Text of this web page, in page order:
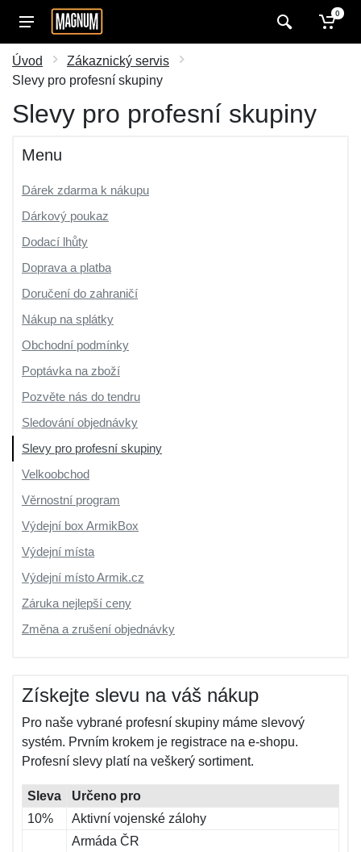
0
Úvod
Zákaznický servis
Slevy pro profesní skupiny
Slevy pro profesní skupiny
Menu
Dárek zdarma k nákupu
Dárkový poukaz
Dodací lhůty
Doprava a platba
Doručení do zahraničí
Nákup na splátky
Obchodní podmínky
Poptávka na zboží
Pozvěte nás do tendru
Sledování objednávky
Slevy pro profesní skupiny
Velkoobchod
Věrnostní program
Výdejní box ArmikBox
Výdejní místa
Výdejní místo Armik.cz
Záruka nejlepší ceny
Změna a zrušení objednávky
Získejte slevu na váš nákup
Pro naše vybrané profesní skupiny máme slevový
systém. Prvním krokem je registrace na e-shopu.
Profesní slevy platí na veškerý sortiment.
Sleva
Určeno pro
10%
Aktivní vojenské zálohy
Armáda ČR